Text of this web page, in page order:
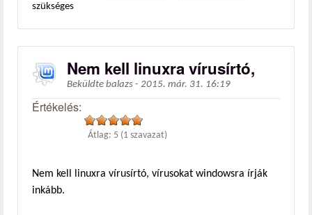
szükséges
Nem kell linuxra vírusírtó,
Beküldte balazs - 2015. már. 31. 16:19
Értékelés:
Átlag: 5 (1 szavazat)
Nem kell linuxra vírusírtó, vírusokat windowsra írják
inkább.